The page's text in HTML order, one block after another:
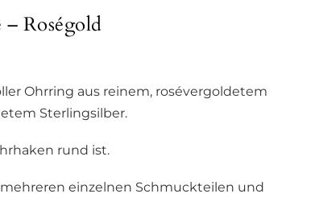
Roségold
Ohrring aus reinem, rosévergoldetem
Sterlingsilber.
rund ist.
einzelnen Schmuckteilen und